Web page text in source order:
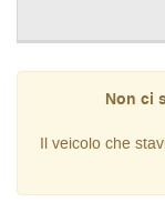
Non ci
Il veicolo che